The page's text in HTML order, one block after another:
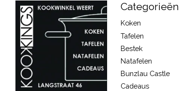
Categorieën
Koken
Tafelen
Bestek
Natafelen
Bunzlau Castle
Cadeaus